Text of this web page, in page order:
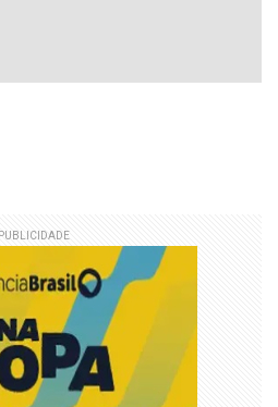
PUBLICIDADE